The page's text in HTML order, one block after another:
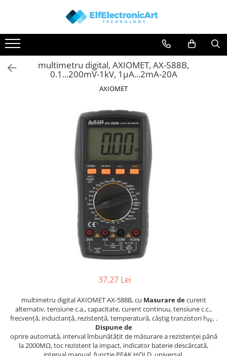
Toate Produsele
Audio
Auto
Instrumente de masura si control
Surse de alimentare
Osciloscoape B&K PRECISION
Osciloscoape KEYSIGHT
Osciloscoape OWON
Osciloscoape ROHDE & SCHWARZ
multimetru digital, AXIOMET, AX-588B,
0.1...200mV-1kV, 1µA...2mA-20A
AXIOMET
37,27 Lei
multimetru digital AXIOMET AX-588B, cu Masurare decurent
alternativ, tensiune c.a., capacitate, curent continuu, tensiune c.c.,
frecvență, inductanță, rezistență, temperatură, câștig tranzistori hFE, .
Dispune de
oprire automată, interval îmbunătățit de măsurare a rezistenței până
la 2000MΩ, toc rezistent la impact, indicator baterie descărcată,